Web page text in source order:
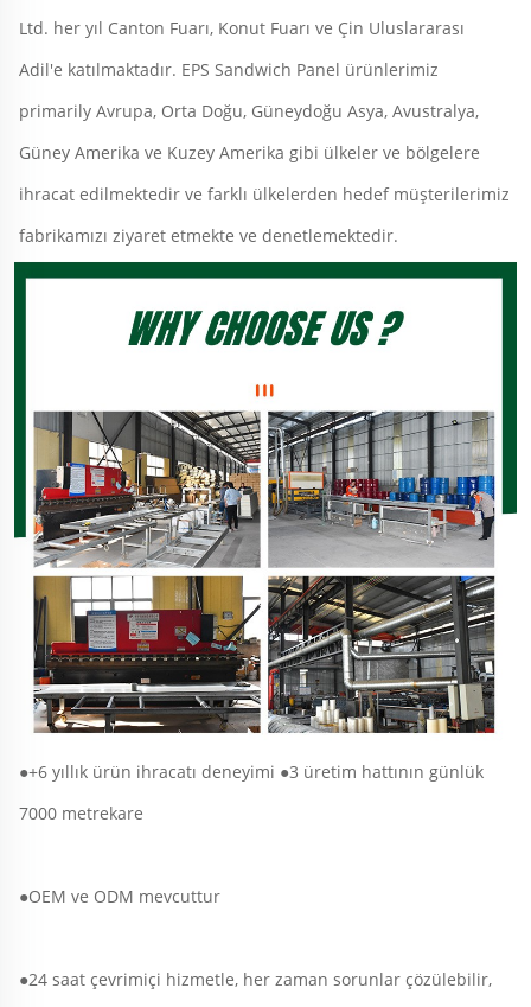
Ltd. her yıl Canton Fuarı, Konut Fuarı ve Çin Uluslararası
Adil'e katılmaktadır. EPS Sandwich Panel ürünlerimiz
primarily Avrupa, Orta Doğu, Güneydoğu Asya, Avustralya,
Güney Amerika ve Kuzey Amerika gibi ülkeler ve bölgelere
ihracat edilmektedir ve farklı ülkelerden hedef müşterilerimiz
fabrikamızı ziyaret etmekte ve denetlemektedir.
●+6 yıllık ürün ihracatı deneyimi ●3 üretim hattının günlük
7000 metrekare
●OEM ve ODM mevcuttur
●24 saat çevrimiçi hizmetle, her zaman sorunlar çözülebilir,